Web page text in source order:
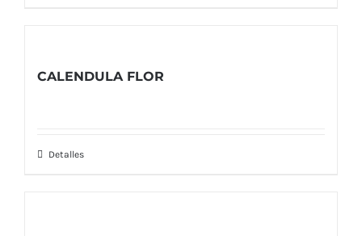
CALENDULA FLOR
Detalles